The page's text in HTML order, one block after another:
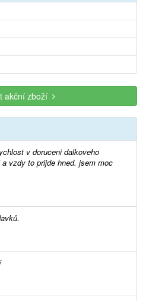
akční zboží
vzdy to prijde hned. jsem moc